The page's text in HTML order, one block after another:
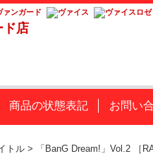
ド店
商品の状態表記 お問い
トル > 「BanG Dream!」Vol.2 ［